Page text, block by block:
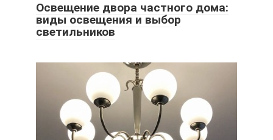
Освещение двора частного дома:
виды освещения и выбор
светильников